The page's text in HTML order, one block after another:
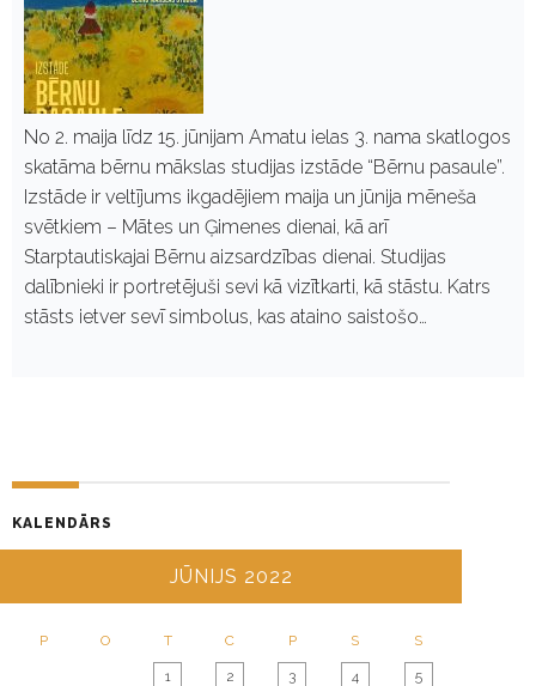
No 2. maija līdz 15. jūnijam Amatu ielas 3. nama skatlogos
skatāma bērnu mākslas studijas izstāde “Bērnu pasaule”.
Izstāde ir veltījums ikgadējiem maija un jūnija mēneša
svētkiem – Mātes un Ģimenes dienai, kā arī
Starptautiskajai Bērnu aizsardzības dienai. Studijas
dalībnieki ir portretējuši sevi kā vizītkarti, kā stāstu. Katrs
stāsts ietver sevī simbolus, kas ataino saistošo…
KALENDĀRS
JŪNIJS 2022
P O T C P S S
1 2 3 4 5